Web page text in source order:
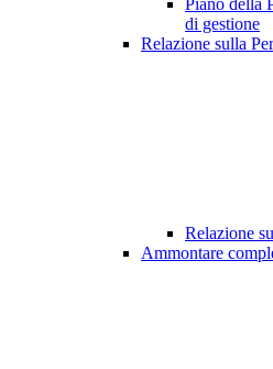
Piano della
di gestione
Relazione sulla
Relazione
Ammontare